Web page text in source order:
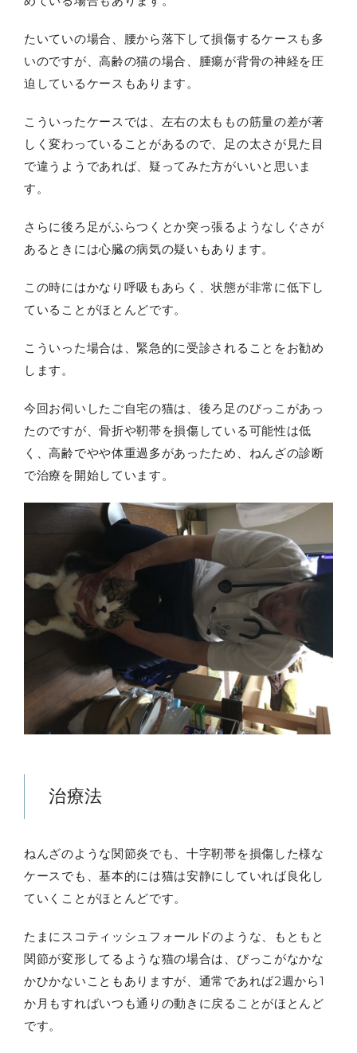
たいていの場合、腰から落下して損傷するケースも多
いのですが、高齢の猫の場合、腫瘍が背骨の神経を圧
迫しているケースもあります。
こういったケースでは、左右の太ももの筋量の差が著
しく変わっていることがあるので、足の太さが見た目
で違うようであれば、疑ってみた方がいいと思いま
す。
さらに後ろ足がふらつくとか突っ張るようなしぐさが
あるときには心臓の病気の疑いもあります。
この時にはかなり呼吸もあらく、状態が非常に低下し
ていることがほとんどです。
こういった場合は、緊急的に受診されることをお勧め
します。
今回お伺いしたご自宅の猫は、後ろ足のびっこがあっ
たのですが、骨折や靭帯を損傷している可能性は低
く、高齢でやや体重過多があったため、ねんざの診断
で治療を開始しています。
治療法
ねんざのような関節炎でも、十字靭帯を損傷した様な
ケースでも、基本的には猫は安静にしていれば良化し
ていくことがほとんどです。
たまにスコティッシュフォールドのような、もともと
関節が変形してるような猫の場合は、びっこがなかな
かひかないこともありますが、通常であれば2週から1
か月もすればいつも通りの動きに戻ることがほとんど
です。